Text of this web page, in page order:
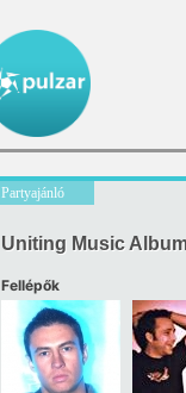
Partyajánló
Uniting Music
Fellépők